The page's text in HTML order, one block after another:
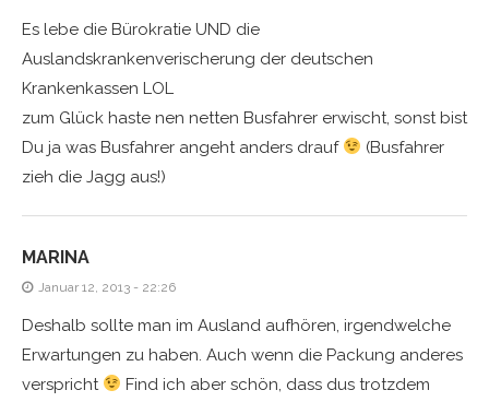
Es lebe die Bürokratie UND die
Auslandskrankenverischerung der deutschen
Krankenkassen LOL
zum Glück haste nen netten Busfahrer erwischt, sonst bist
Du ja was Busfahrer angeht anders drauf
(Busfahrer
zieh die Jagg aus!)
MARINA
Januar 12, 2013 - 22:26
Deshalb sollte man im Ausland aufhören, irgendwelche
Erwartungen zu haben. Auch wenn die Packung anderes
verspricht
Find ich aber schön, dass dus trotzdem